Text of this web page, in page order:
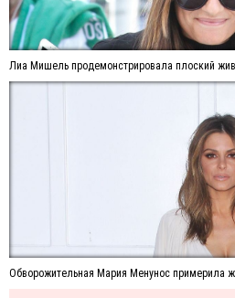
Лиа Мишель продемонстрировала плоский
Обворожительная Мария Менунос примерила